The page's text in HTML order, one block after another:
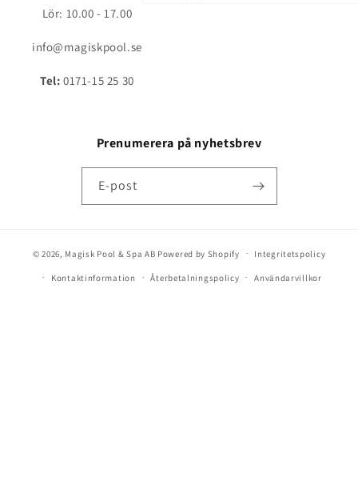
Lör: 10.00 - 17.00
info@magiskpool.se
Tel: 0171-15 25 30
Prenumerera på nyhetsbrev
E-post
© 2026, Magisk Pool & Spa AB Powered by Shopify Integritetspolicy
Kontaktinformation Återbetalningspolicy Användarvillkor